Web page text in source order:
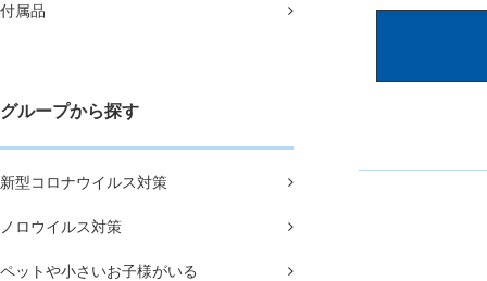
付属品
グループから探す
新型コロナウイルス対策
ノロウイルス対策
ペットや小さいお子様がいる